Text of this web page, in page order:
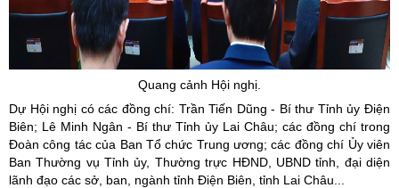
Quang cảnh Hội nghị.
Dự Hội nghị có các đồng chí: Trần Tiến Dũng - Bí thư Tỉnh ủy Điện
Biên; Lê Minh Ngân - Bí thư Tỉnh ủy Lai Châu; các đồng chí trong
Đoàn công tác của Ban Tổ chức Trung ương; các đồng chí Ủy viên
Ban Thường vụ Tỉnh ủy, Thường trực HĐND, UBND tỉnh, đại diện
lãnh đạo các sở, ban, ngành tỉnh Điện Biên, tỉnh Lai Châu...